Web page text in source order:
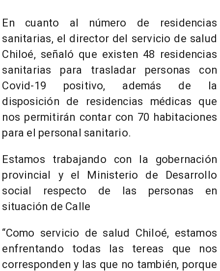
En cuanto al número de residencias
sanitarias, el director del servicio de salud
Chiloé, señaló que existen 48 residencias
sanitarias para trasladar personas con
Covid-19 positivo, además de la
disposición de residencias médicas que
nos permitirán contar con 70 habitaciones
para el personal sanitario.
Estamos trabajando con la gobernación
provincial y el Ministerio de Desarrollo
social respecto de las personas en
situación de Calle
“Como servicio de salud Chiloé, estamos
enfrentando todas las tereas que nos
corresponden y las que no también, porque